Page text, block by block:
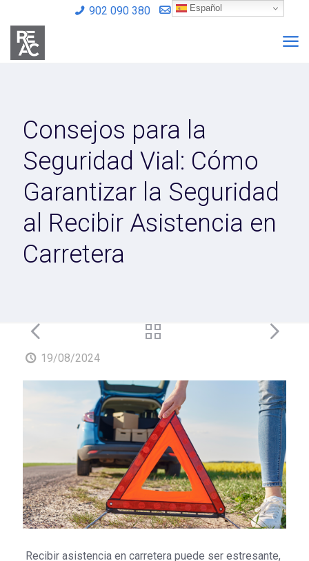
902 090 380 info@reac.es
Consejos para la
Seguridad Vial: Cómo
Garantizar la Seguridad
al Recibir Asistencia en
Carretera
19/08/2024
Recibir asistencia en carretera puede ser estresante,
Español